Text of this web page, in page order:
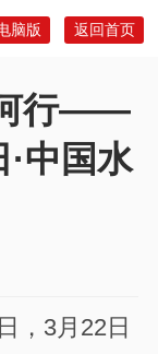
返回首页
脑版
河行——
中国水
，3月22日